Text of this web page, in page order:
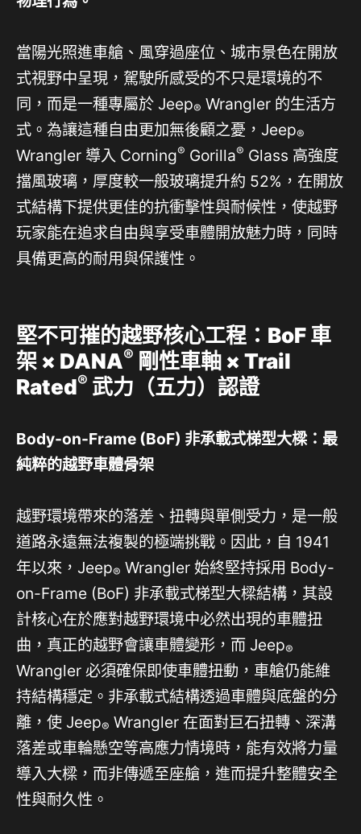
當陽光照進車艙、風穿過座位、城市景色在開放
式視野中呈現，駕駛所感受的不只是環境的不
同，而是一種專屬於 Jeep® Wrangler 的生活方
式。為讓這種自由更加無後顧之憂，Jeep®
Wrangler 導入 Corning® Gorilla® Glass 高強度
擋風玻璃，厚度較一般玻璃提升約 52%，在開放
式結構下提供更佳的抗衝擊性與耐候性，使越野
玩家能在追求自由與享受車體開放魅力時，同時
具備更高的耐用與保護性。
堅不可摧的越野核心工程： BoF車
架 × DANA® 剛性車軸 × Trail
Rated® 武力（五力）認證
Body-on-Frame (BoF) 非承載式梯型大樑：最
純粹的越野車體骨架
越野環境帶來的落差、扭轉與單側受力，是一般
道路永遠無法複製的極端挑戰。因此，自 1941
年以來，Jeep® Wrangler 始終堅持採用 Body-
on-Frame (BoF) 非承載式梯型大樑結構，其設
計核心在於應對越野環境中必然出現的車體扭
曲，真正的越野會讓車體變形，而 Jeep®
Wrangler 必須確保即使車體扭動，車艙仍能維
持結構穩定。非承載式結構透過車體與底盤的分
離，使 Jeep® Wrangler 在面對巨石扭轉、深溝
落差或車輪懸空等高應力情境時，能有效將力量
導入大樑，而非傳遞至座艙，進而提升整體安全
性與耐久性。